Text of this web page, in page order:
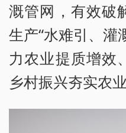
溉管网，有效破
生产“水难引、灌
力农业提质增效
乡村振兴夯实农业